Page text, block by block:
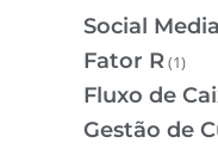
Social Media
Fator R(1)
Fluxo de
Gestão de